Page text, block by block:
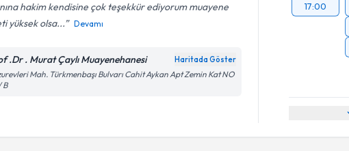
hakim kendisine çok teşekkür ediyorum muayene
yüksek olsa...
Devamı
.Dr . Murat Çaylı Muayenehanesi Haritada Göster
Mah. Türkmenbaşı Bulvarı Cahit Aykan Apt Zemin Kat NO
B
17:00